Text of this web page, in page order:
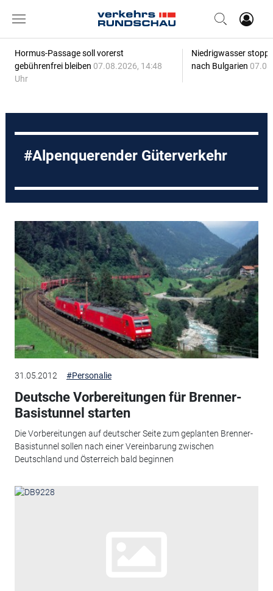
Hormus-Passage soll vorerst
gebührenfrei bleiben 07.08.2026, 14:48
Uhr
Niedrigwasser
nach Bulgarien
Alpenquerender Güterverkehr
31.05.2012 #Personalie
Deutsche Vorbereitungen für Brenner-
Basistunnel starten
Die Vorbereitungen auf deutscher Seite zum geplanten Brenner-
Basistunnel sollen nach einer Vereinbarung zwischen
Deutschland und Österreich bald beginnen